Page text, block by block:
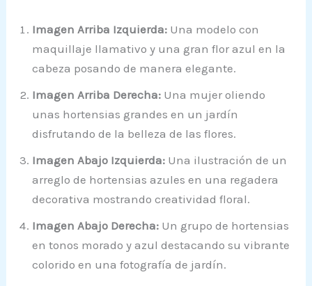
Imagen Arriba Izquierda: Una modelo con
maquillaje llamativo y una gran flor azul en la
cabeza posando de manera elegante.
Imagen Arriba Derecha: Una mujer oliendo
unas hortensias grandes en un jardín
disfrutando de la belleza de las flores.
Imagen Abajo Izquierda: Una ilustración de un
arreglo de hortensias azules en una regadera
decorativa mostrando creatividad floral.
Imagen Abajo Derecha: Un grupo de hortensias
en tonos morado y azul destacando su vibrante
colorido en una fotografía de jardín.